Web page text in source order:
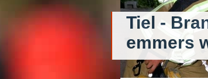
Tiel -
emmers